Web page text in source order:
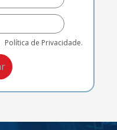
Política de Privacidade.